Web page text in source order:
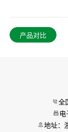
产品对比
全
地址：